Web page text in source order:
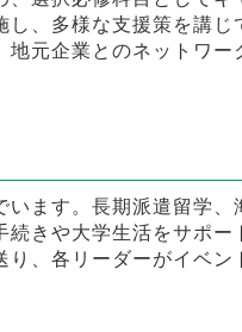
、多様な支援策を講
元企業とのネットワ
ます。長期派遣留学
きや大学生活をサポ
、各リーダーがイベ